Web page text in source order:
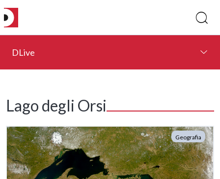
DLive
Lago degli Orsi
Geografia